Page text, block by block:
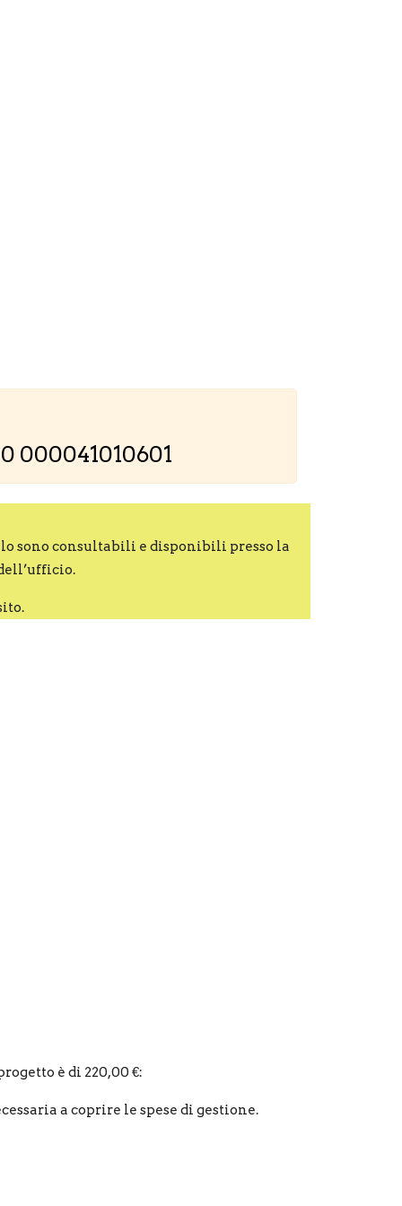
000041010601
sono consultabili e disponibili presso la
è di 220,00 €:
a coprire le spese di gestione.